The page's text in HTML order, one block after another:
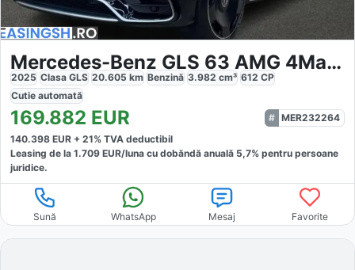
Mercedes-Benz GLS 63 AMG 4Matic Premium Plus
2025 Clasa GLS 20.605 km Benzină 3.982 cm³ 612 CP
Cutie automată
169.882 EUR
MER232264
140.398 EUR + 21% TVA deductibil
Leasing de la 1.709 EUR/luna cu dobăndă anuală 5,7% pentru persoane
juridice.
Sună WhatsApp Mesaj Favorite